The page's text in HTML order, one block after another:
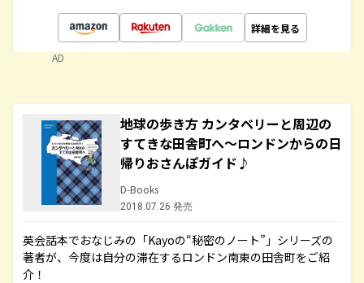
詳細を見る
AD
地球の歩き方 カンタベリーと周辺の
すてきな田舎町へ～ロンドンからの日
帰りおさんぽガイド♪
D-Books
2018.07.26 発売
英会話本でおなじみの「Kayoの“秘密のノート”」シリーズの
著者が、今度は自分の滞在するロンドン南東の田舎町をご紹
介！